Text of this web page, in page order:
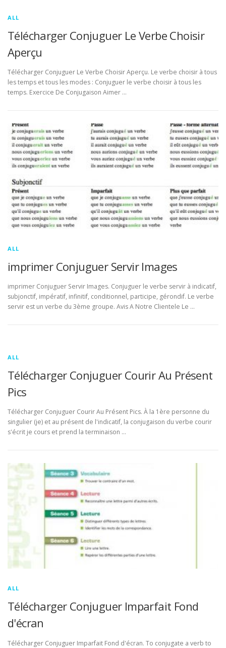
ALL
Télécharger Conjuguer Le Verbe Choisir
Aperçu
Télécharger Conjuguer Le Verbe Choisir Aperçu. Le verbe choisir à tous
les temps et tous les modes : Conjuguer le verbe choisir à tous les
temps. Exercice De Conjugaison Aimer …
ALL
imprimer Conjuguer Servir Images
imprimer Conjuguer Servir Images. Conjuguer le verbe servir à indicatif,
subjonctif, impératif, infinitif, conditionnel, participe, gérondif. Le verbe
servir est un verbe du 3ème groupe. Avis A Notre Clientele Le …
ALL
Télécharger Conjuguer Courir Au Présent
Pics
Télécharger Conjuguer Courir Au Présent Pics. À la 1ère personne du
singulier (je) et au présent de l'indicatif, la conjugaison du verbe courir
s'écrit je cours et prend la terminaison …
ALL
Télécharger Conjuguer Imparfait Fond
d'écran
Télécharger Conjuguer Imparfait Fond d'écran. To conjugate a verb to